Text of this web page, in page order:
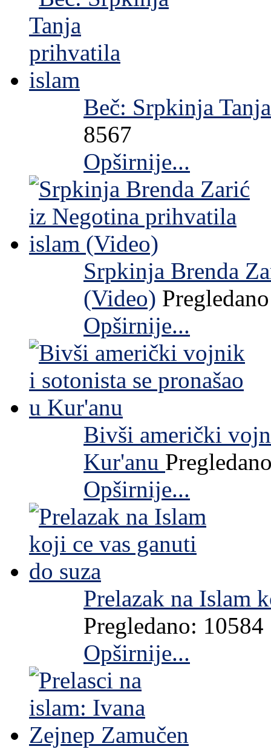
Beč: Srpkinja
8567
Opširnije...
Srpkinja Brenda
(Video)
Opširnije...
Bivši američki
Kur'anu
Opširnije...
Prelazak na Islam
Pregledano: 10584
Opširnije...